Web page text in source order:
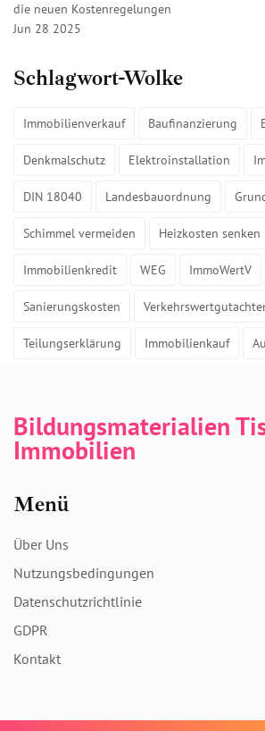
die neuen Kostenregelungen
Jun 28 2025
Schlagwort-Wolke
Immobilienverkauf Baufinanzierung
Denkmalschutz Elektroinstallation
DIN 18040 Landesbauordnung
Schimmel vermeiden Heizkosten senken
Immobilienkredit WEG ImmoWertV
Sanierungskosten
Teilungserklärung Immobilienkauf
Bildungsmaterialien
Immobilien
Menü
Über Uns
Nutzungsbedingungen
Datenschutzrichtlinie
GDPR
Kontakt